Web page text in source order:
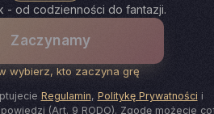
- od codzienności do fantazji.
Zaczynamy
wybierz, kto zaczyna grę
Regulamin, Politykę Prywatności i
(Art. 9 RODO). Zgodę możecie